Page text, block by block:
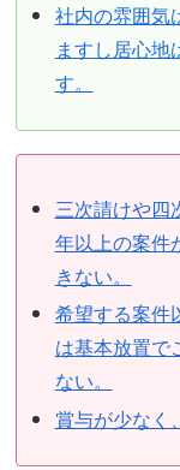
社内の雰囲気
ますし居心地
す。
三次請けや四
年以上の案件
きない。
希望する案件
は基本放置で
ない。
賞与が少なく